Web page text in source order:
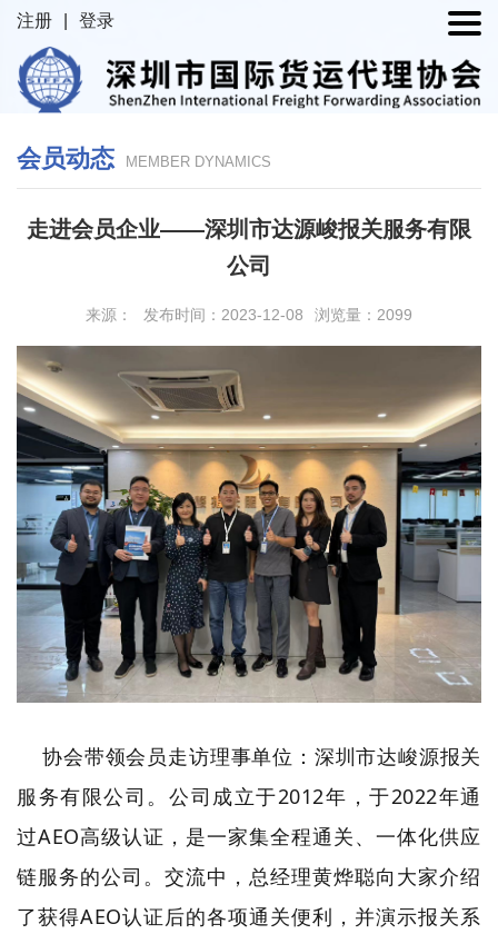
注册 登录
会员动态 MEMBER DYNAMICS
走进会员企业——深圳市达源峻报关服务有限
公司
来源： 发布时间：2023-12-08 浏览量：2099
协会带领会员走访理事单位：深圳市达峻源报关
服务有限公司。公司成立于2012年，于2022年通
过AEO高级认证，是一家集全程通关、一体化供应
链服务的公司。交流中，总经理黄烨聪向大家介绍
了获得AEO认证后的各项通关便利，并演示报关系